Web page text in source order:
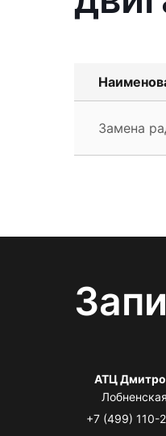
Замена
АТЦ
+7 (499) 110-